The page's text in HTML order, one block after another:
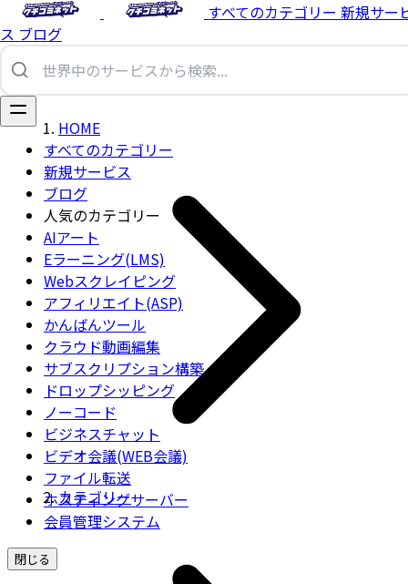
すべてのカテゴリー 新規サー
ス ブログ
すべてのカテゴリー
新規サービス
ブログ
人気のカテゴリー
AIアート
Eラーニング(LMS)
Webスクレイピング
アフィリエイト(ASP)
かんばんツール
クラウド動画編集
サブスクリプション構築
ドロップシッピング
ノーコード
ビジネスチャット
ビデオ会議(WEB会議)
ファイル転送
ホスティングサーバー
会員管理システム
閉じる
HOME
カテゴリー